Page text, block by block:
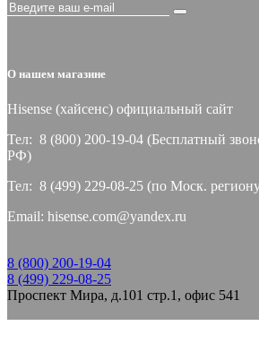
О нашем магазине
Hisense (хайсeнс) официальный сайт
Тел: 8 (800) 200-19-04 (Бесплатный
РФ)
Тел: 8 (499) 229-08-25 (по Моск.
Email: hisense.com@yandex.ru
8 (800) 200-19-04
8 (499) 229-08-25
Проспект Мира, д.101 стр.1, офис 541